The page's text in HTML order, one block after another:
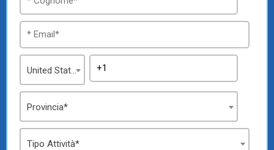
United States
Provincia*
Tipo Attività*